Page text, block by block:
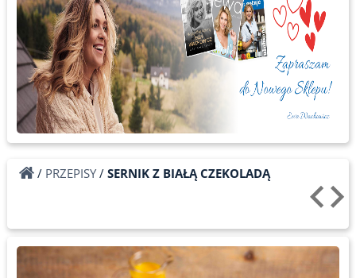
/ PRZEPISY/ SERNIK Z BIAŁĄ CZEKOLADĄ